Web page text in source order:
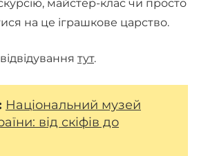
майстер-клас чи просто
на це іграшкове царство.
тут.
Національний музей
від скіфів до